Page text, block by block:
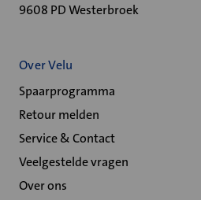
9608 PD Westerbroek
Over Velu
Spaarprogramma
Retour melden
Service & Contact
Veelgestelde vragen
Over ons